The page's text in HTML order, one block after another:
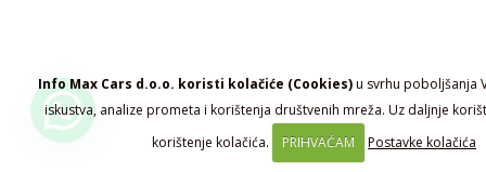
Info Max Cars d.o.o. koristi kolačiće (Cookies)u svrhu poboljšanja
iskustva, analize prometa i korištenja društvenih mreža. Uz daljnje
korištenje kolačića.
PRIHVAĆAM Postavke kolačića